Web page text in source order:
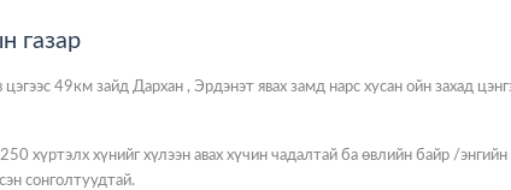
газар
49км зайд Дархан , Эрдэнэт явах замд нарс хусан ойн захад
хүртэлх хүнийг хүлээн авах хүчин чадалтай ба өвлийн байр /
сонголтуудтай.